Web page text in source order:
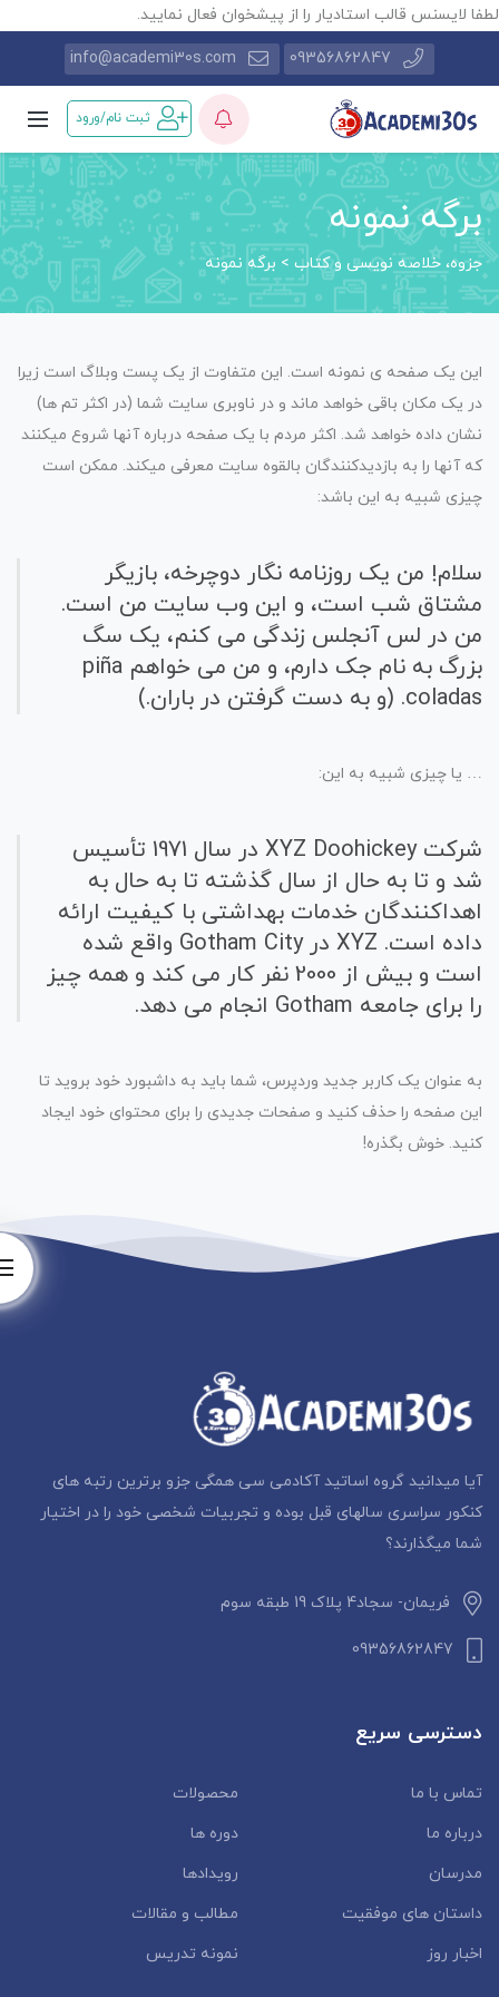
لطفا لایسنس قالب استادیار را از پیشخوان فعال نمایید.
09356862847
info@academi30s.com
ثبت نام/ورود
برگه نمونه
جزوه، خلاصه نویسی و کتاب> برگه نمونه
این یک صفحه ی نمونه است. این متفاوت از یک پست وبلاگ است زیرا
در یک مکان باقی خواهد ماند و در ناوبری سایت شما (در اکثر تم ها)
نشان داده خواهد شد. اکثر مردم با یک صفحه درباره آنها شروع میکنند
که آنها را به بازدیدکنندگان بالقوه سایت معرفی میکند. ممکن است
چیزی شبیه به این باشد:
سلام! من یک روزنامه نگار دوچرخه، بازیگر
مشتاق شب است، و این وب سایت من است.
من در لس آنجلس زندگی می کنم، یک سگ
بزرگ به نام جک دارم، و من می خواهم piña
coladas. (و به دست گرفتن در باران.)
… یا چیزی شبیه به این:
شرکت XYZ Doohickey در سال 1971 تأسیس
شد و تا به حال از سال گذشته تا به حال به
اهداکنندگان خدمات بهداشتی با کیفیت ارائه
داده است. XYZ در Gotham City واقع شده
است و بیش از 2000 نفر کار می کند و همه چیز
را برای جامعه Gotham انجام می دهد.
به عنوان یک کاربر جدید وردپرس، شما باید به داشبورد خود بروید تا
این صفحه را حذف کنید و صفحات جدیدی را برای محتوای خود ایجاد
کنید. خوش بگذره!
آیا میدانید گروه اساتید آکادمی سی همگی جزو برترین رتبه های
کنکور سراسری سالهای قبل بوده و تجربیات شخصی خود را در اختیار
شما میگذارند؟
فریمان- سجاد4 پلاک 19 طبقه سوم
09356862847
دسترسی سریع
تماس با ما
محصولات
درباره ما
دوره ها
مدرسان
رویدادها
داستان‌ های موفقیت
مطالب و مقالات
اخبار روز
نمونه تدریس